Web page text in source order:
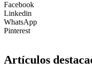
Facebook
Linkedin
WhatsApp
Pinterest
Artículos